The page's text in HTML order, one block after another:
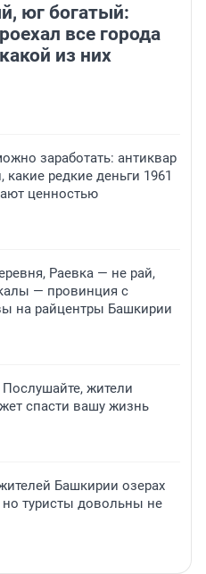
юг богатый:
все города
из них
заработать: антиквар
редкие деньги 1961
ценностью
Раевка — не рай,
— провинция с
на райцентры Башкирии
жители
спасти вашу жизнь
Башкирии озерах
туристы довольны не